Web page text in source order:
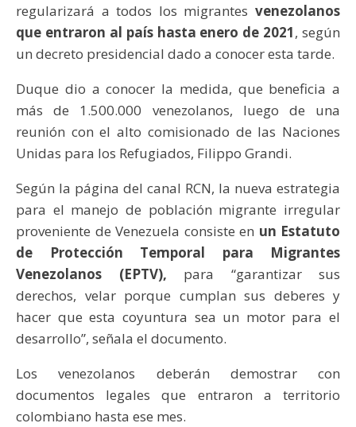
regularizará a todos los migrantes venezolanos
que entraron al país hasta enero de 2021, según
un decreto presidencial dado a conocer esta tarde.
Duque dio a conocer la medida, que beneficia a
más de 1.500.000 venezolanos, luego de una
reunión con el alto comisionado de las Naciones
Unidas para los Refugiados, Filippo Grandi.
Según la página del canal RCN, la nueva estrategia
para el manejo de población migrante irregular
proveniente de Venezuela consiste en un Estatuto
de Protección Temporal para Migrantes
Venezolanos (EPTV), para “garantizar sus
derechos, velar porque cumplan sus deberes y
hacer que esta coyuntura sea un motor para el
desarrollo”, señala el documento.
Los venezolanos deberán demostrar con
documentos legales que entraron a territorio
colombiano hasta ese mes.